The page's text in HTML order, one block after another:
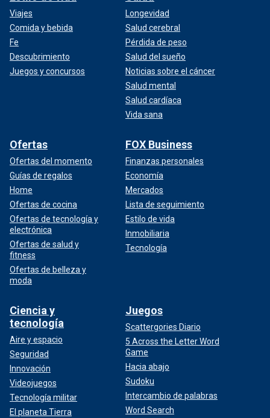
Viajes
Comida y bebida
Fe
Descubrimiento
Juegos y concursos
Longevidad
Salud cerebral
Pérdida de peso
Salud del sueño
Noticias sobre el cáncer
Salud mental
Salud cardíaca
Vida sana
Ofertas
Ofertas del momento
Guías de regalos
Home
Ofertas de cocina
Ofertas de tecnología y
electrónica
Ofertas de salud y
fitness
Ofertas de belleza y
moda
FOX Business
Finanzas personales
Economía
Mercados
Lista de seguimiento
Estilo de vida
Inmobiliaria
Tecnología
Ciencia y
tecnología
Aire y espacio
Seguridad
Innovación
Videojuegos
Tecnología militar
El planeta Tierra
Juegos
Scattergories Diario
5 Across the Letter Word
Game
Hacia abajo
Sudoku
Intercambio de palabras
Word Search